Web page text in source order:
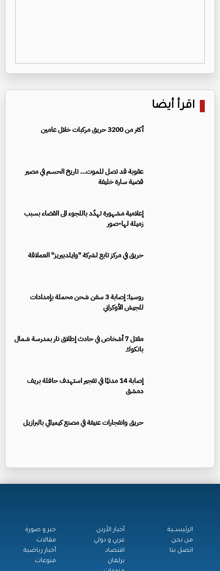
اقرأ أيضا
أكثر من 3200 حريق مركبات خلال عامين
عقوبة قد تصل للموت... تاريخ الحسم في مصير
قضية سارة خليفة
إعلامية مشهورة تهدّد باللجوء الى القضاء بسبب
زميلة لها-صور
حريق في مركز تابع لشركة "وايلدبيريز" العملاقة
روسيا: إصابة 3 سفن شحن محملة بإمدادات
للجيش الأوكراني
مقتل 7 أشخاص في حادث إطلاق نار بمدرسة شمال
بانكوك
إصابة 14 مدنيًا في تفجير استهدف حافلة بريف
دمشق
حريق وانفجارات عنيفة في مصنع كيميائي بالبرازيل
الرئيســية
من نحن
اتصل بنا
أخبار الأردن
عربي و دولي
اقتصاد
برلمان
خبر و صورة
مقالات
أخبار رياضية
منوعات